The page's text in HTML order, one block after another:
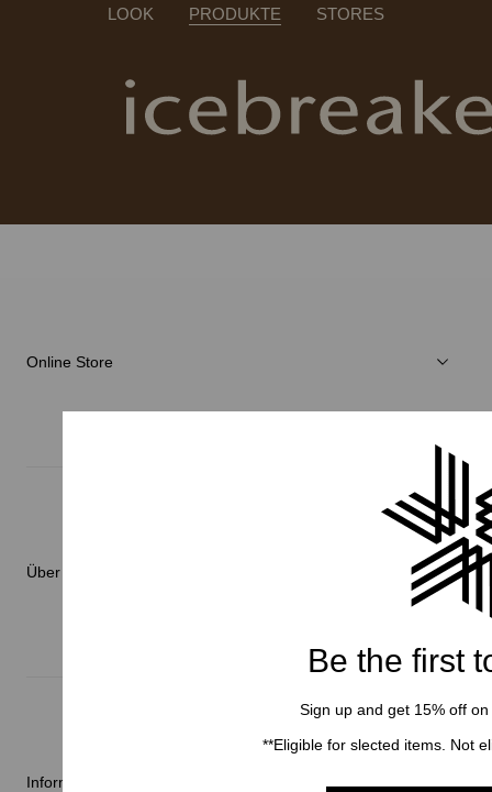
LOOK PRODUKTE STORES
Online Store
Über Brand
Informationen
Be the first
Sign up and get 15% off
**Eligible for slected items. Not